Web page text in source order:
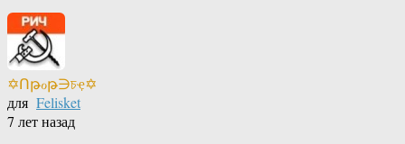
✡Ոթℴթ∋চҿ✡
для Felisket
7 лет назад